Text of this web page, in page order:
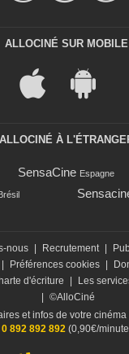
ALLOCINÉ SUR MOBILE
ALLOCINÉ À
SensaCine Espagne
Brésil
nous Recrutement
Préférences cookies
d'écriture Les
©AlloCiné
et infos de votre
0 892 892 892(0,90€/